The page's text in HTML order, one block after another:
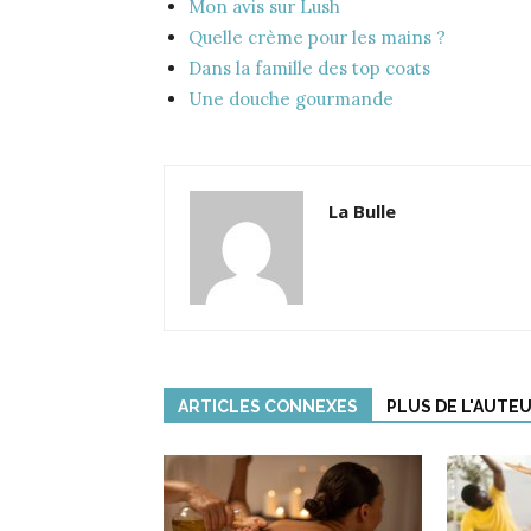
Mon avis sur Lush
Quelle crème pour les mains ?
Dans la famille des top coats
Une douche gourmande
La Bulle
ARTICLES CONNEXES PLUS DE